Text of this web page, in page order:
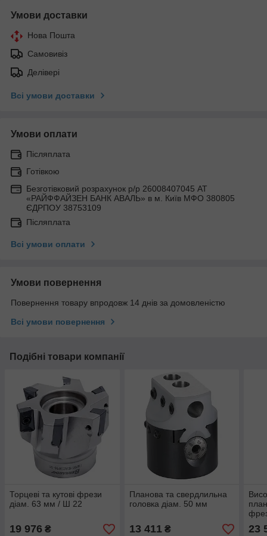
Умови доставки
Нова Пошта
Самовивіз
Делівері
Всі умови доставки
Умови оплати
Післяплата
Готівкою
Безготівковий розрахунок р/р 26008407045 АТ
«РАЙФФАЙЗЕН БАНК АВАЛЬ» в м. Київ МФО 380805
ЄДРПОУ 38753109
Післяплата
Всі умови оплати
Умови повернення
Повернення товару впродовж 14 днів за домовленістю
Всі умови повернення
Подібні товари компанії
Торцеві та кутові фрези
діам. 63 мм / Ш 22
19 976 ₴
Планова та свердлильна
головка діам. 50 мм
13 411₴ 23